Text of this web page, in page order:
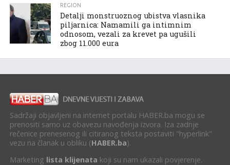
REGION
Detalji monstruoznog ubistva vlasnika
piljarnica: Namamili ga intimnim
odnosom, vezali za krevet pa ugušili
zbog 11.000 eura
Sadržaji objavljeni na internet portalu HABER.ba mogu se
prenositi samo uz obavezu navođenja izvora. Iza zadnje
rečenice prenesenog ili citiranog teksta postaviti "hyperlink"
vezu na članak u obliku (HABER.ba).
Marketing lista klijenata koji su nam ukazali povjerenje.